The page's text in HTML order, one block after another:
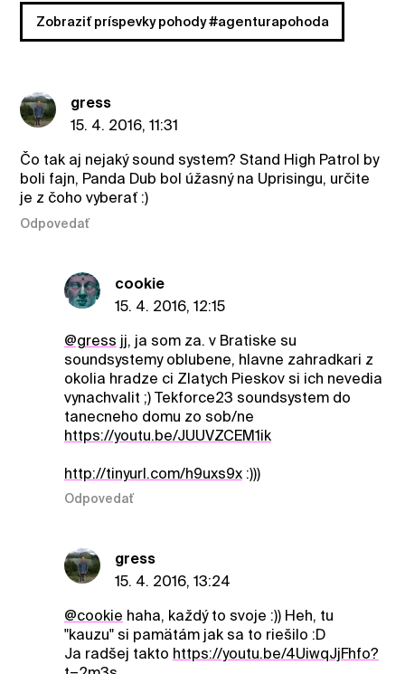
Zobraziť príspevky pohody #agenturapohoda
gress
15. 4. 2016, 11:31
Čo tak aj nejaký sound system? Stand High Patrol by
boli fajn, Panda Dub bol úžasný na Uprisingu, určite
je z čoho vyberať :)
Odpovedať
cookie
15. 4. 2016, 12:15
@gress jj, ja som za. v Bratiske su
soundsystemy oblubene, hlavne zahradkari z
okolia hradze ci Zlatych Pieskov si ich nevedia
vynachvalit ;) Tekforce23 soundsystem do
tanecneho domu zo sob/ne
https://youtu.be/JUUVZCEM1ik
http://tinyurl.com/h9uxs9x:)))
Odpovedať
gress
15. 4. 2016, 13:24
@cookie haha, každý to svoje :)) Heh, tu
"kauzu" si pamätám jak sa to riešilo :D
Ja radšej takto https://youtu.be/4UiwqJjFhfo?